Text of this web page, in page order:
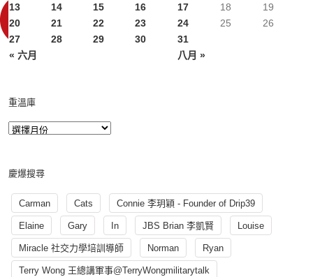
« 六月 八月 »
13
14 15 16 17 18
19
20
21 22 23 24 25
26
27
28 29 30 31
重溫庫
慶爆搜尋
Carman Cats Connie 李玥穎 - Founder of Drip39
Elaine Gary In JBS Brian 李凱賢 Louise
Miracle 社交力學培訓導師 Norman Ryan
Terry Wong 王總講軍事@TerryWongmilitarytalk